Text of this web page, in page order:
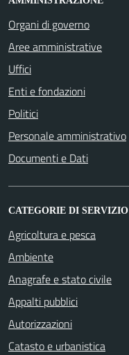
Organi di governo
Aree amministrative
Uffici
Enti e fondazioni
Politici
Personale amministrativo
Documenti e Dati
CATEGORIE DI SERVIZIO
Agricoltura e pesca
Ambiente
Anagrafe e stato civile
Appalti pubblici
Autorizzazioni
Catasto e urbanistica